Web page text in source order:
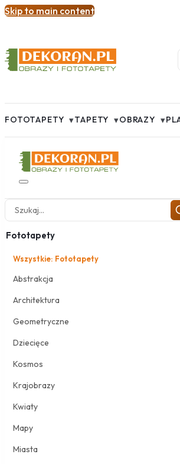
Skip to main content
FOTOTAPETY ▾TAPETY ▾OBRAZY ▾
Fototapety
Wszystkie: Fototapety
Abstrakcja
Architektura
Geometryczne
Dziecięce
Kosmos
Krajobrazy
Kwiaty
Mapy
Miasta